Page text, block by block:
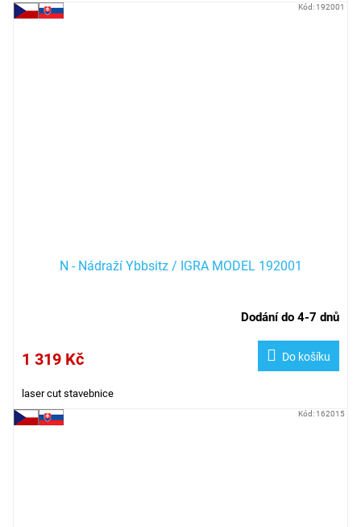
N - Nádraží Ybbsitz / IGRA MODEL 192001
Dodání do 4-7 dnů
1 319 Kč Do košíku
laser cut stavebnice
Kód: 192001
Kód: 162015